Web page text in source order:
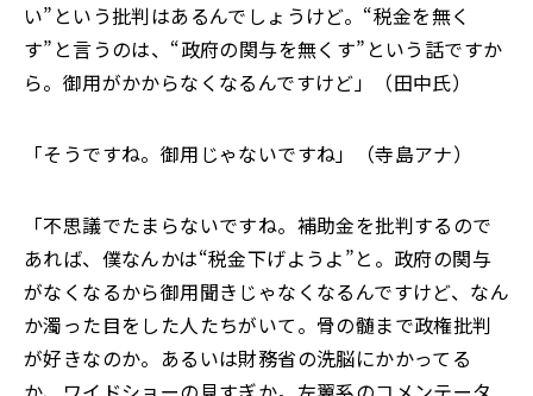
い” という批判はあるんでしょうけど。“税金を無く
す”と言うのは、“政府の関与を無くす” という話ですか
ら。御用がかからなくなるんですけど」 （田中氏）
「そうですね。御用じゃないですね」（寺島アナ）
「不思議でたまらないですね。補助金を批判するので
あれば、僕なんかは“税金下げようよ”と。政府の関与
がなくなるから御用聞きじゃなくなるんですけど、なん
か濁った目をした人たちがいて。骨の髄まで政権批判
が好きなのか。あるいは財務省の洗脳にかかってる